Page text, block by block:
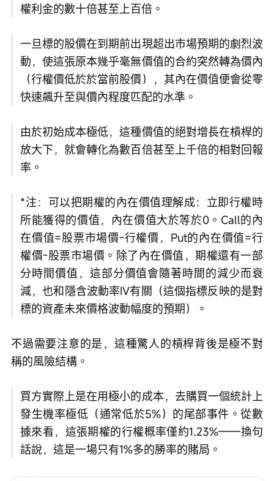
權利金的數十倍甚至上百倍。
一旦標的股價在到期前出現超出市場預期的劇烈波
動，使這張原本幾乎毫無價值的合約突然轉為價內
（行權價低於於當前股價），其內在價值便會從零
快速飆升至與價內程度匹配的水準。
由於初始成本極低，這種價值的絕對增長在槓桿的
放大下，就會轉化為數百倍甚至上千倍的相對回報
率。
*注：可以把期權的內在價值理解成：立即行權時
所能獲得的價值，內在價值大於等於0。Call的內
在價值=股票市場價-行權價，Put的內在價值=行
權價-股票市場價。除了內在價值，期權還有一部
分時間價值，這部分價值會隨著時間的減少而衰
減，也和隱含波動率IV有關（這個指標反映的是對
標的資產未來價格波動幅度的預期）。
不過需要注意的是，這種驚人的槓桿背後是極不對
稱的風險結構。
買方實際上是在用極小的成本，去購買一個統計上
發生機率極低（通常低於5%）的尾部事件。從數
據來看，這張期權的行權概率僅約1.23%——換句
話說，這是一場只有1%多的勝率的賭局。